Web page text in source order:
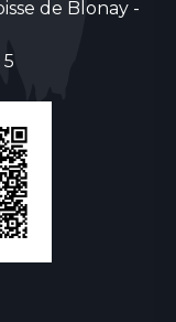
de Blonay -